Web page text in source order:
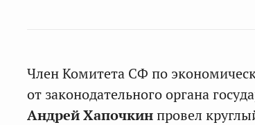
Член Комитета СФ по
от законодательного органа
Андрей Хапочкинпровел